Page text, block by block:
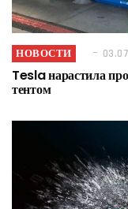
НОВОСТИ
Tesla нарастила
тентом